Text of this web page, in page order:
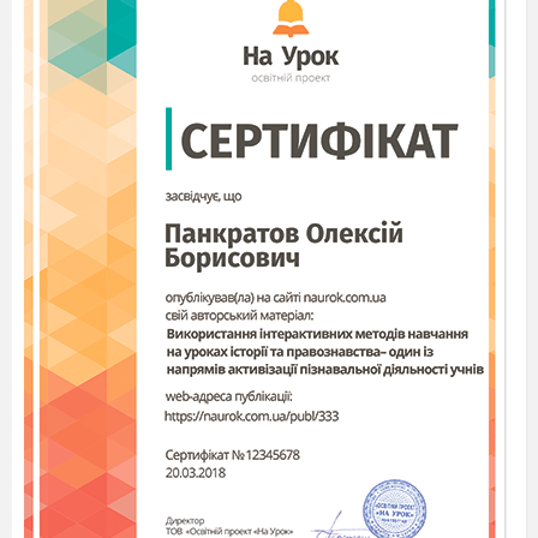
стежками Херсонщини» 7-В
«Моя мала батьківщина. Рідна моя
школа.» 7-А
«Олешшя – частина мого серця. Моя
родина» 7-Г
Вед 1:
Нема життя без України, бо Україна
– це доля, яка випадає раз на віку, бо
Україна – це Мати, яку не вибирають, бо
Україна – це пісня, яка вічна на цій землі!
Етюд «Легенда про Україну»
(Звучить пісня «Україна – матінка моя»,
сл. Я.Кухаренка, муз. М. Лучка)
Дівчина в українському вбранні
1 вед:
дітей світу талантами. Французи вибрали
елегантність і красу, угорці – любов до
господарювання, німці – дисципліну і порядок,